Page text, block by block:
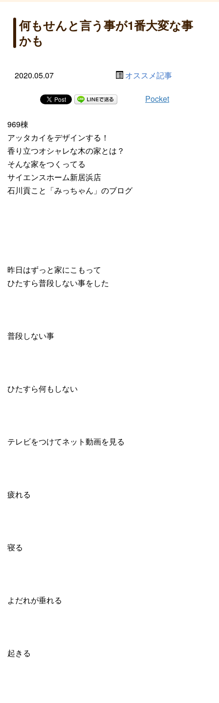
何もせんと言う事が1番大変な事
かも
2020.05.07 オススメ記事
Pocket
969棟
アッタカイをデザインする！
香り立つオシャレな木の家とは？
そんな家をつくってる
サイエンスホーム新居浜店
石川貢こと「みっちゃん」のブログ
昨日はずっと家にこもって
ひたすら普段しない事をした
普段しない事
ひたすら何もしない
テレビをつけてネット動画を見る
疲れる
寝る
よだれが垂れる
起きる